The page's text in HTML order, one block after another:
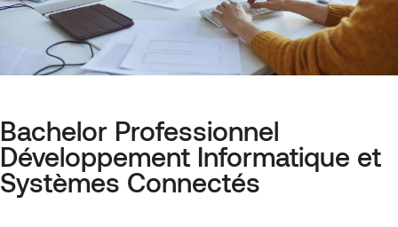
Bachelor Professionnel
Développement Informatique et
Systèmes Connectés